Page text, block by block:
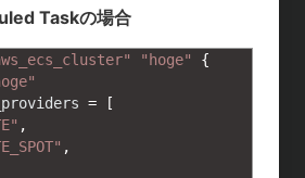
Taskの場合
"hoge"
{
=
[
,
,